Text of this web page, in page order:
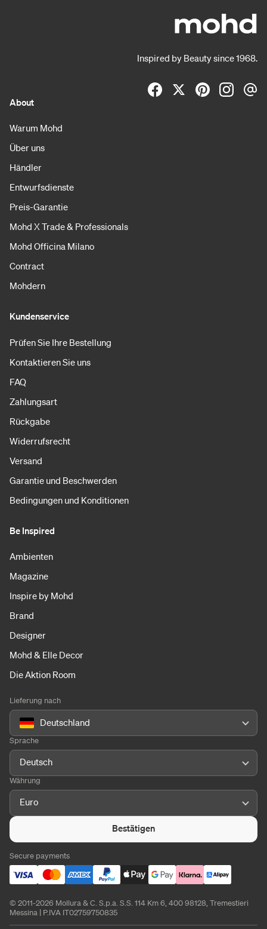
Inspired by Beauty since 1968.
About
Warum Mohd
Über uns
Händler
Entwurfsdienste
Preis-Garantie
Mohd X Trade & Professionals
Mohd Officina Milano
Contract
Mohdern
Kundenservice
Prüfen Sie Ihre Bestellung
Kontaktieren Sie uns
FAQ
Zahlungsart
Rückgabe
Widerrufsrecht
Versand
Garantie und Beschwerden
Bedingungen und Konditionen
Be Inspired
Ambienten
Magazine
Inspire by Mohd
Brand
Designer
Mohd & Elle Decor
Die Aktion Room
Lieferung nach
Deutschland
Sprache
Deutsch
Währung
Euro
Bestätigen
Secure payments
© 2011-2026 Mollura & C. S.p.a. S.S. 114 Km 6, 400 98128, Tremestieri
Messina | P.IVA IT02759750835